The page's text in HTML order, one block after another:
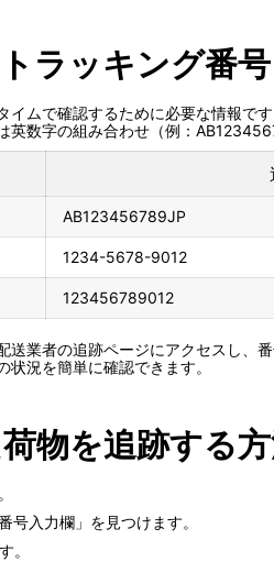
ラッキング番
ムで確認するために必要な情報で
英数字の組み合わせ（例：
AB123456789JP
1234-5678-9012
123456789012
業者の追跡ページにアクセスし、
況を簡単に確認できます。
物を追跡する方
号入力欄」を見つけます。
。